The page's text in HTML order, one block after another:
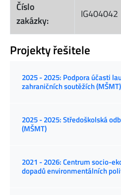
Číslo
zakázky:
IG404042
Projekty řešitele
2025 - 2025: Podpora účasti
zahraničních soutěžích (MŠMT)
2025 - 2025: Středoškolská
(MŠMT)
2021 - 2026: Centrum socio-
dopadů environmentálních